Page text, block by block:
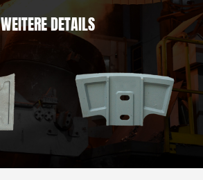
WEITERE DETAILS